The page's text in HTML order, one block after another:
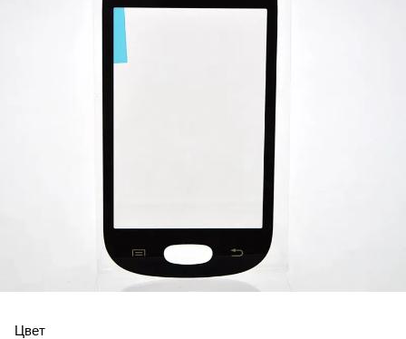
Цвет